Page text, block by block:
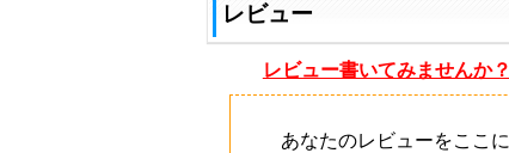
レビュー
レビュー書いてみませんか？
あなたのレビューをここ